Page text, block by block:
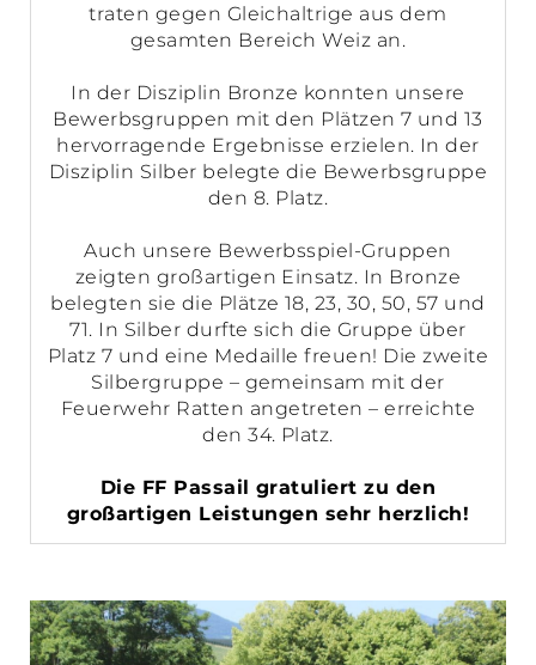
traten gegen Gleichaltrige aus dem
gesamten Bereich Weiz an.
In der Disziplin Bronze konnten unsere
Bewerbsgruppen mit den Plätzen 7 und 13
hervorragende Ergebnisse erzielen. In der
Disziplin Silber belegte die Bewerbsgruppe
den 8. Platz.
Auch unsere Bewerbsspiel-Gruppen
zeigten großartigen Einsatz. In Bronze
belegten sie die Plätze 18, 23, 30, 50, 57 und
71. In Silber durfte sich die Gruppe über
Platz 7 und eine Medaille freuen! Die zweite
Silbergruppe – gemeinsam mit der
Feuerwehr Ratten angetreten – erreichte
den 34. Platz.
Die FF Passail gratuliert zu den
großartigen Leistungen sehr herzlich!